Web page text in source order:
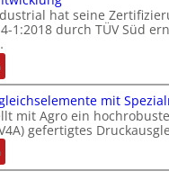
s
t
r
i
e
-
P
C
l
ä
f
u
n
k
m
o
d
u
l
e
hat seine
4-1:2018 durch TÜV Süd
:
I
E
6
2
4
mit
mit Agro ein
gefertigtes
:
D